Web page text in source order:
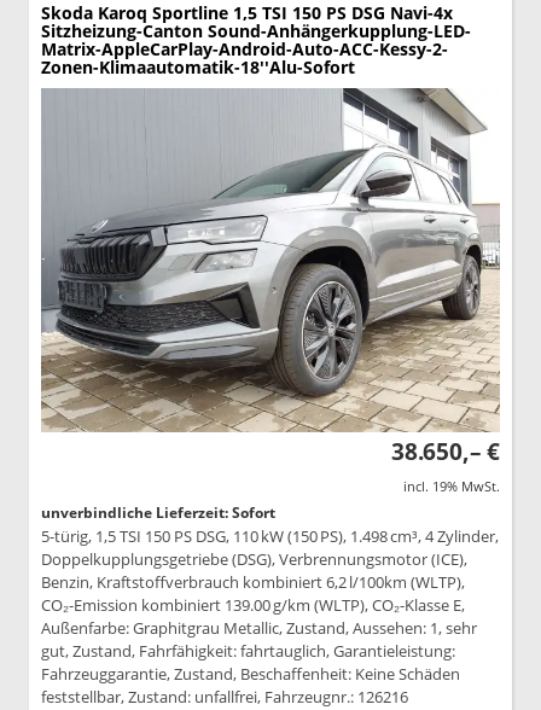
Skoda Karoq Sportline 1,5 TSI 150 PS DSG Navi-4x
Sitzheizung-Canton Sound-Anhängerkupplung-LED-
Matrix-AppleCarPlay-Android-Auto-ACC-Kessy-2-
Zonen-Klimaautomatik-18''Alu-Sofort
38.650,– €
incl. 19% MwSt.
unverbindliche Lieferzeit: Sofort
5-türig, 1,5 TSI 150 PS DSG, 110 kW (150 PS), 1.498 cm³, 4 Zylinder,
Doppelkupplungsgetriebe (DSG), Verbrennungsmotor (ICE),
Benzin, Kraftstoffverbrauch kombiniert 6,2 l/100km (WLTP),
CO₂-Emission kombiniert 139.00 g/km (WLTP), CO₂-Klasse E,
Außenfarbe: Graphitgrau Metallic, Zustand, Aussehen: 1, sehr
gut, Zustand, Fahrfähigkeit: fahrtauglich, Garantieleistung:
Fahrzeuggarantie, Zustand, Beschaffenheit: Keine Schäden
feststellbar, Zustand: unfallfrei, Fahrzeugnr.: 126216